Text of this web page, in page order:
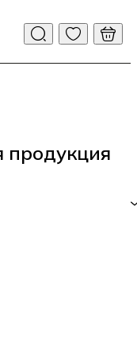
продукция